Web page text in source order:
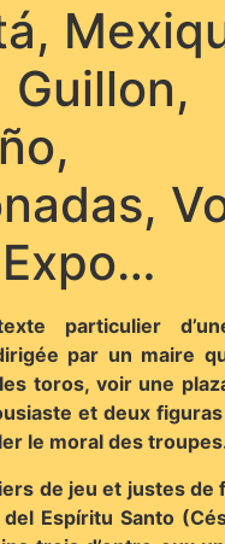
Guillon,
particulier
par un maire
toros, voir une
et deux
le moral des
de jeu et justes
del Espíritu Santo